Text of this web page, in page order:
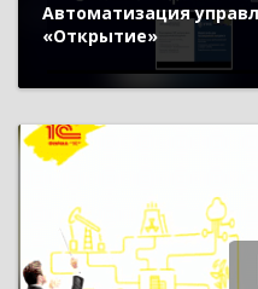
Автоматизация
«Открытие»